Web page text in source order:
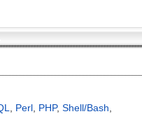
Perl PHP, Shell/Bash